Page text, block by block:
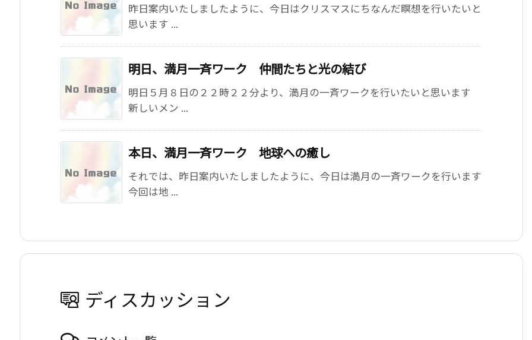
昨日案内いたしましたように、今日はクリスマスにちなんだ瞑想を行いたいと
思います ...
明日、満月一斉ワーク 仲間たちと光の結び
明日５月８日の２２時２２分より、満月の一斉ワークを行いたいと思います
新しいメン ...
本日、満月一斉ワーク 地球への癒し
それでは、昨日案内いたしましたように、今日は満月の一斉ワークを行います
今回は地 ...
ディスカッション